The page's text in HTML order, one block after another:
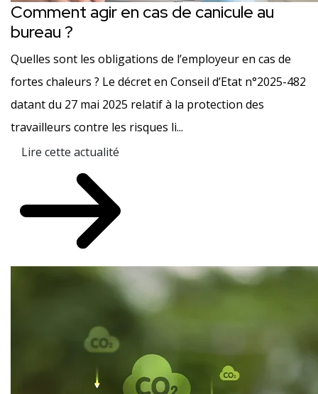
Comment agir en cas de canicule au
bureau ?
Quelles sont les obligations de l’employeur en cas de
fortes chaleurs ? Le décret en Conseil d’Etat n°2025-482
datant du 27 mai 2025 relatif à la protection des
travailleurs contre les risques li...
Lire cette actualité